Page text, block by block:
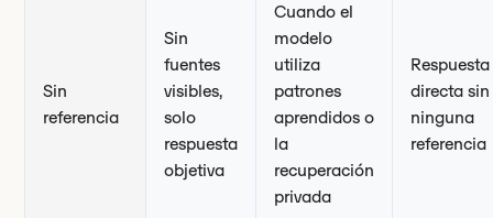
Sin
referencia
Sin
fuentes
visibles,
solo
respuesta
objetiva
Cuando el
modelo
utiliza
patrones
aprendidos o
la
recuperación
privada
Respuesta
directa sin
ninguna
referencia